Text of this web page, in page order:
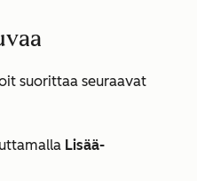
suorittaa seuraavat
Lisää-